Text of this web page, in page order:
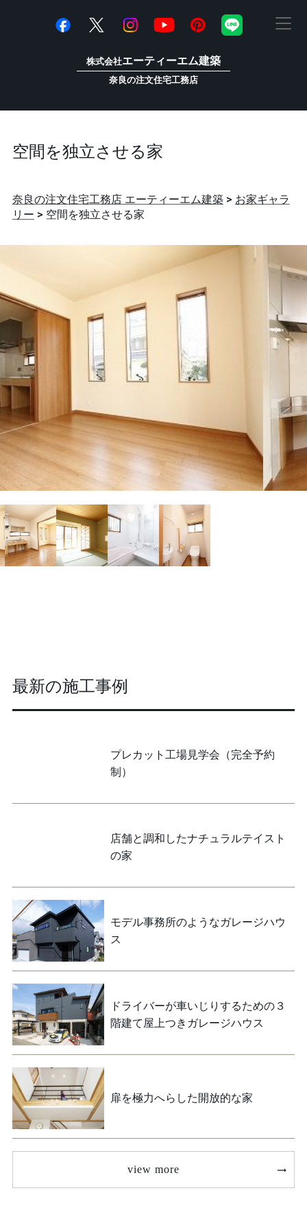
株式会社エーティーエム建築
奈良の注文住宅工務店
空間を独立させる家
奈良の注文住宅工務店 エーティーエム建築> お家ギャラ
リー > 空間を独立させる家
最新の施工事例
プレカット工場見学会（完全予約
制）
店舗と調和したナチュラルテイスト
の家
モデル事務所のようなガレージハウ
ス
ドライバーが車いじりするための３
階建て屋上つきガレージハウス
扉を極力へらした開放的な家
view more